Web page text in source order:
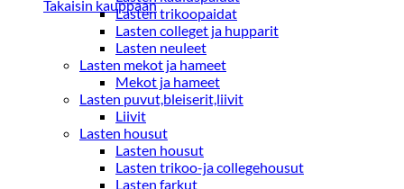
Takaisin kauppaanLasten trikoopaidat
Lasten colleget ja hupparit
Lasten neuleet
Lasten mekot ja hameet
Mekot ja hameet
Lasten puvut,bleiserit,liivit
Liivit
Lasten housut
Lasten housut
Lasten trikoo-ja collegehousut
Lasten farkut